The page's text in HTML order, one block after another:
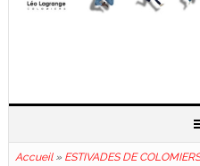
Accueil» ESTIVADES DE